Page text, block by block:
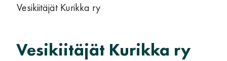
Vesikiitäjät Kurikka ry
Vesikiitäjät Kurikka ry